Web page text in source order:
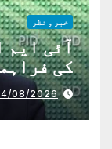
خبر و نظر
آئی ایم
کی
08/2026